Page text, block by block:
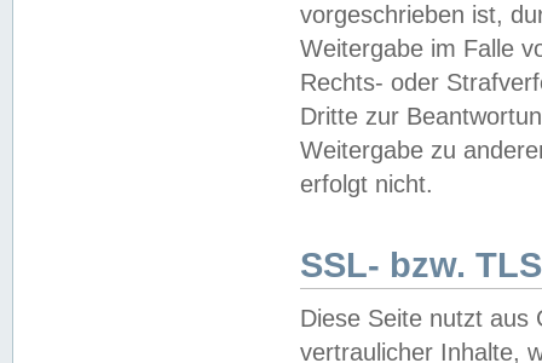
vorgeschrieben ist,
Weitergabe im Falle
Rechts- oder
Dritte zur
Weitergabe zu
erfolgt nicht.
SSL- bzw.
Diese Seite nutzt aus
vertraulicher Inhalte,